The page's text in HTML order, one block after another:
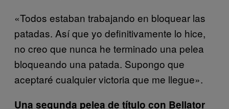
«Todos estaban trabajando en bloquear las
patadas. Así que yo definitivamente lo hice,
no creo que nunca he terminado una pelea
bloqueando una patada. Supongo que
aceptaré cualquier victoria que me llegue».
Una segunda pelea de título con Bellator